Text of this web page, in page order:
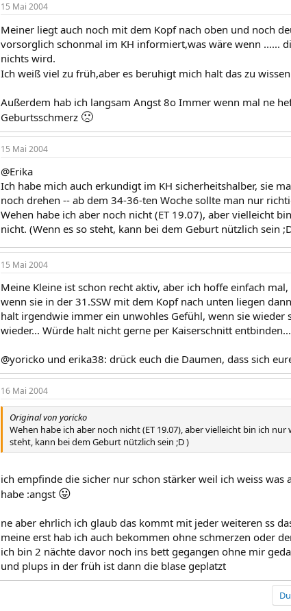
15 Mai 2004
Meiner liegt auch noch mit dem Kopf nach oben und noch
vorsorglich schonmal im KH informiert,was wäre wenn ......
nichts wird.
Ich weiß viel zu früh,aber es beruhigt mich halt das zu
Außerdem hab ich langsam Angst 8o Immer wenn mal ne
Geburtsschmerz 🙁
15 Mai 2004
@Erika
Ich habe mich auch erkundigt im KH sicherheitshalber, sie
noch drehen -- ab dem 34-36-ten Woche sollte man nur
Wehen habe ich aber noch nicht (ET 19.07), aber vielleicht
nicht. (Wenn es so steht, kann bei dem Geburt nützlich sein
15 Mai 2004
Meine Kleine ist schon recht aktiv, aber ich hoffe einfach
wenn sie in der 31.SSW mit dem Kopf nach unten liegen
halt irgendwie immer ein unwohles Gefühl, wenn sie
wieder... Würde halt nicht gerne per Kaiserschnitt entbinden...
@yoricko und erika38: drück euch die Daumen, dass sich
16 Mai 2004
Original von yoricko
Wehen habe ich aber noch nicht (ET 19.07), aber vielleicht bin ich
steht, kann bei dem Geburt nützlich sein ;D )
ich empfinde die sicher nur schon stärker weil ich weiss
habe :angst 😛
ne aber ehrlich ich glaub das kommt mit jeder weiteren ss
meine erst hab ich auch bekommen ohne schmerzen oder
ich bin 2 nächte davor noch ins bett gegangen ohne mir
und plups in der früh ist dann die blase geplatzt